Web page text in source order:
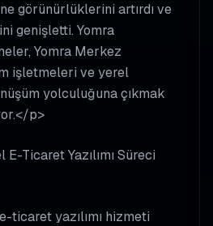
görünürlüklerini artırdı ve
genişletti. Yomra
Yomra Merkez
işletmeleri ve yerel
yolculuğuna çıkmak
p>
Ticaret Yazılımı Süreci
ticaret yazılımı hizmeti